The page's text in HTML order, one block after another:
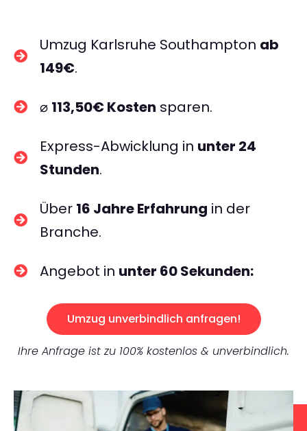
Umzug Karlsruhe Southampton ab
149€.
⌀ 113,50€ Kosten sparen.
Express-Abwicklung in unter 24
Stunden.
Über 16 Jahre Erfahrung in der
Branche.
Angebot in unter 60 Sekunden:
Umzug unverbindlich anfragen!
Ihre Anfrage ist zu 100% kostenlos & unverbindlich.